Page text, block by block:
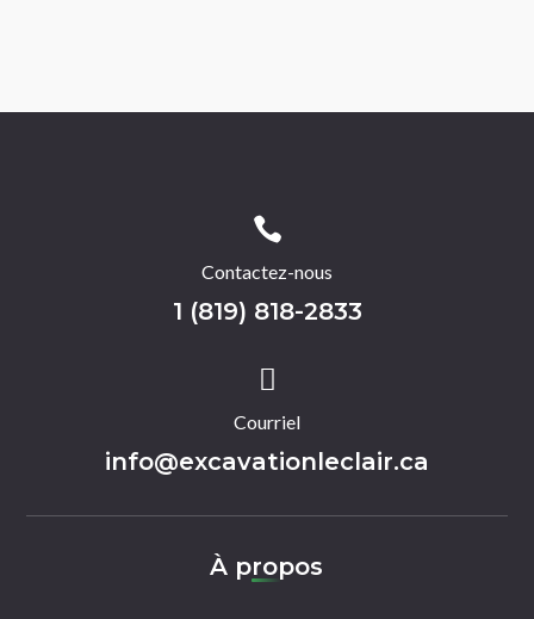

Contactez-nous
1 (819) 818-2833

Courriel
info@excavationleclair.ca
À propos